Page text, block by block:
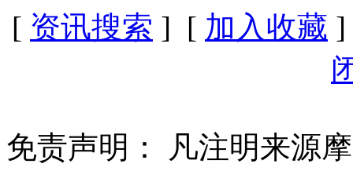
[ 资讯搜索 ] [ 加入收藏
免责声明：
凡注明来源